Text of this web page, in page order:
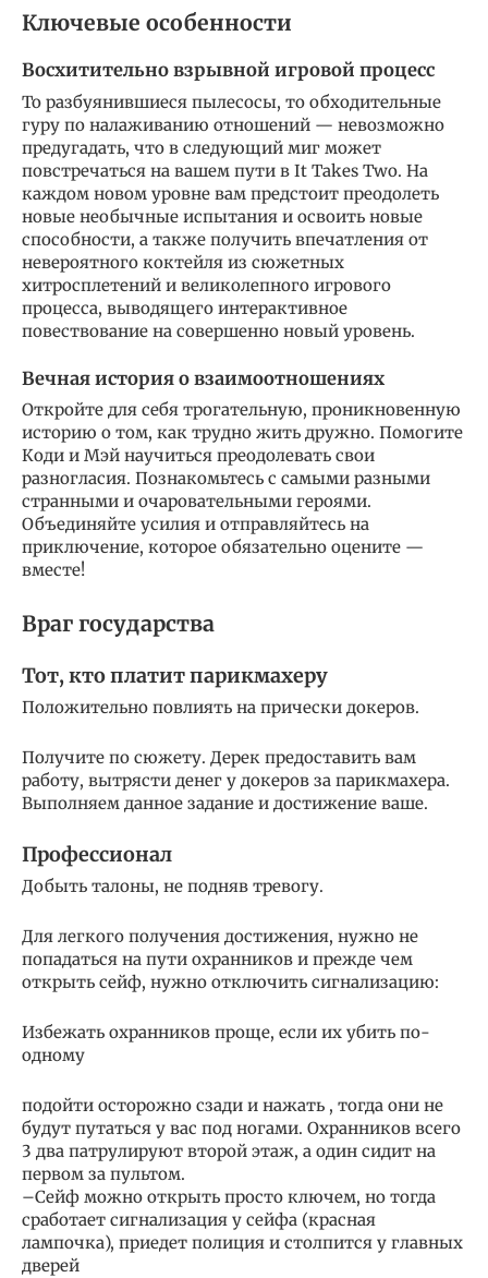
Ключевые особенности
Восхитительно взрывной игровой процесс
То разбуянившиеся пылесосы, то обходительные
гуру по налаживанию отношений — невозможно
предугадать, что в следующий миг может
повстречаться на вашем пути в It Takes Two. На
каждом новом уровне вам предстоит преодолеть
новые необычные испытания и освоить новые
способности, а также получить впечатления от
невероятного коктейля из сюжетных
хитросплетений и великолепного игрового
процесса, выводящего интерактивное
повествование на совершенно новый уровень.
Вечная история о взаимоотношениях
Откройте для себя трогательную, проникновенную
историю о том, как трудно жить дружно. Помогите
Коди и Мэй научиться преодолевать свои
разногласия. Познакомьтесь с самыми разными
странными и очаровательными героями.
Объединяйте усилия и отправляйтесь на
приключение, которое обязательно оцените —
вместе!
Враг государства
Тот, кто платит парикмахеру
Положительно повлиять на прически докеров.
Получите по сюжету. Дерек предоставить вам
работу, вытрясти денег у докеров за парикмахера.
Выполняем данное задание и достижение ваше.
Профессионал
Добыть талоны, не подняв тревогу.
Для легкого получения достижения, нужно не
попадаться на пути охранников и прежде чем
открыть сейф, нужно отключить сигнализацию:
Избежать охранников проще, если их убить по-
одному
подойти осторожно сзади и нажать , тогда они не
будут путаться у вас под ногами. Охранников всего
3 два патрулируют второй этаж, а один сидит на
первом за пультом.
–Сейф можно открыть просто ключем, но тогда
сработает сигнализация у сейфа (красная
лампочка), приедет полиция и столпится у главных
дверей